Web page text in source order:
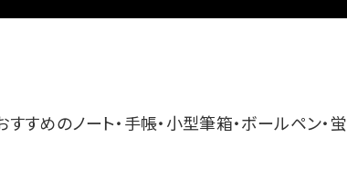
すめのノート・手帳・小型筆箱・ボールペン・蛍